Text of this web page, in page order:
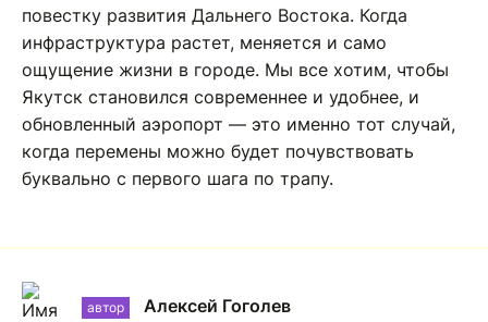
повестку развития Дальнего Востока. Когда
инфраструктура растет, меняется и само
ощущение жизни в городе. Мы все хотим, чтобы
Якутск становился современнее и удобнее, и
обновленный аэропорт — это именно тот случай,
когда перемены можно будет почувствовать
буквально с первого шага по трапу.
автор Алексей Гоголев